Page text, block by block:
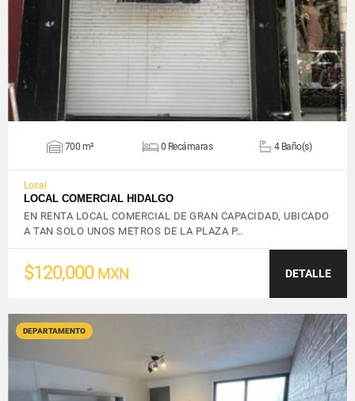
VER DETALLES
700 m² 0 Recámaras 4 Baño(s)
Local
LOCAL COMERCIAL HIDALGO
EN RENTA LOCAL COMERCIAL DE GRAN CAPACIDAD, UBICADO
A TAN SOLO UNOS METROS DE LA PLAZA P…
$120,000 MXN DETALLE
DEPARTAMENTO